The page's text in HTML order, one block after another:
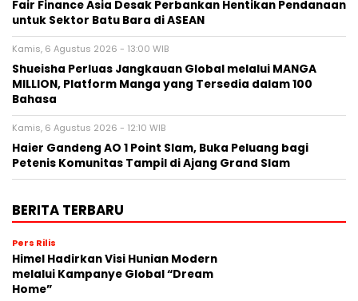
Fair Finance Asia Desak Perbankan Hentikan Pendanaan
untuk Sektor Batu Bara di ASEAN
Kamis, 6 Agustus 2026 - 13:00 WIB
Shueisha Perluas Jangkauan Global melalui MANGA
MILLION, Platform Manga yang Tersedia dalam 100
Bahasa
Kamis, 6 Agustus 2026 - 12:10 WIB
Haier Gandeng AO 1 Point Slam, Buka Peluang bagi
Petenis Komunitas Tampil di Ajang Grand Slam
BERITA TERBARU
Pers Rilis
Himel Hadirkan Visi Hunian Modern
melalui Kampanye Global “Dream
Home”